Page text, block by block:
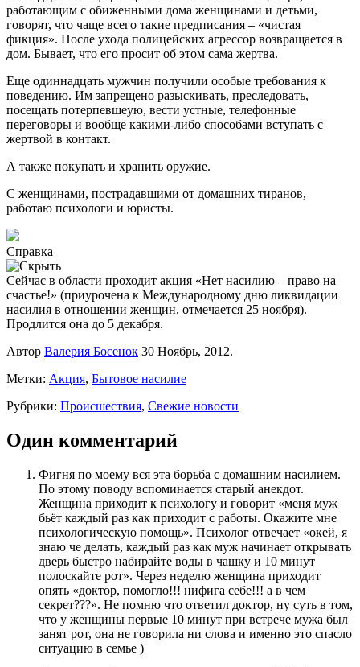
работающим с обиженными дома женщинами и детьми,
говорят, что чаще всего такие предписания – «чистая
фикция». После ухода полицейских агрессор возвращается в
дом. Бывает, что его просит об этом сама жертва.
Еще одиннадцать мужчин получили особые требования к
поведению. Им запрещено разыскивать, преследовать,
посещать потерпевшеую, вести устные, телефонные
переговоры и вообще какими-либо способами вступать с
жертвой в контакт.
А также покупать и хранить оружие.
С женщинами, пострадавшими от домашних тиранов,
работаю психологи и юристы.
Справка
Сейчас в области проходит акция «Нет насилию – право на
счастье!» (приурочена к Международному дню ликвидации
насилия в отношении женщин, отмечается 25 ноября).
Продлится она до 5 декабря.
Автор Валерия Босенок 30 Ноябрь, 2012.
Метки: Акция, Бытовое насилие
Рубрики: Происшествия, Свежие новости
Один комментарий
Фигня по моему вся эта борьба с домашним насилием.
По этому поводу вспоминается старый анекдот.
Женщина приходит к психологу и говорит «меня муж
бьёт каждый раз как приходит с работы. Окажите мне
психологическую помощь». Психолог отвечает «окей, я
знаю че делать, каждый раз как муж начинает открывать
дверь быстро набирайте воды в чашку и 10 минут
полоскайте рот». Через неделю женщина приходит
опять «доктор, помогло!!! нифига себе!!! а в чем
секрет???». Не помню что ответил доктор, ну суть в том,
что у женщины первые 10 минут при встрече мужа был
занят рот, она не говорила ни слова и именно это спасло
ситуацию в семье )